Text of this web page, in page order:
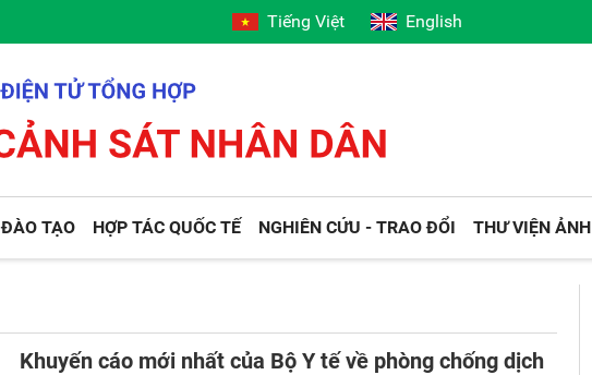
Tiếng Việt English
ĐÀO TẠO HỢP TÁC QUỐC TẾ NGHIÊN CỨU - TRAO ĐỔI THƯ VIỆN ẢNH
Khuyến cáo mới nhất của Bộ Y tế về phòng chống dịch